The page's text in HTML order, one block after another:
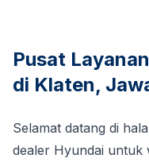
Pusat
di Klaten,
Selamat datang di
dealer Hyundai untuk